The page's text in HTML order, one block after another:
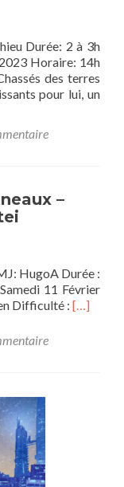
Durée: 2 à 3h
Horaire: 14h
des terres
pour lui, un
–
HugoA Durée :
11 Février
Difficulté : En
[…]